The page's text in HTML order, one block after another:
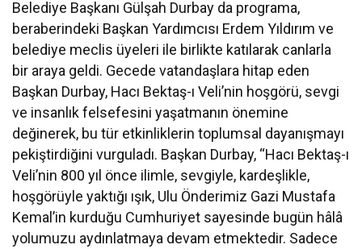
Belediye Başkanı Gülşah Durbay da programa,
beraberindeki Başkan Yardımcısı Erdem Yıldırım ve
belediye meclis üyeleri ile birlikte katılarak canlarla
bir araya geldi. Gecede vatandaşlara hitap eden
Başkan Durbay, Hacı Bektaş-ı Veli’nin hoşgörü, sevgi
ve insanlık felsefesini yaşatmanın önemine
değinerek, bu tür etkinliklerin toplumsal dayanışmayı
pekiştirdiğini vurguladı. Başkan Durbay, “Hacı Bektaş-ı
Veli’nin 800 yıl önce ilimle, sevgiyle, kardeşlikle,
hoşgörüyle yaktığı ışık, Ulu Önderimiz Gazi Mustafa
Kemal’in kurduğu Cumhuriyet sayesinde bugün hâlâ
yolumuzu aydınlatmaya devam etmektedir. Sadece